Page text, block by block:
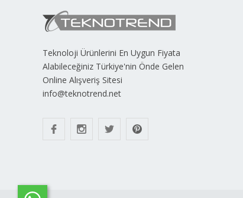
Teknoloji Ürünlerini En Uygun Fiyata
Alabileceğiniz Türkiye'nin Önde Gelen
Online Alışveriş Sitesi
info@teknotrend.net